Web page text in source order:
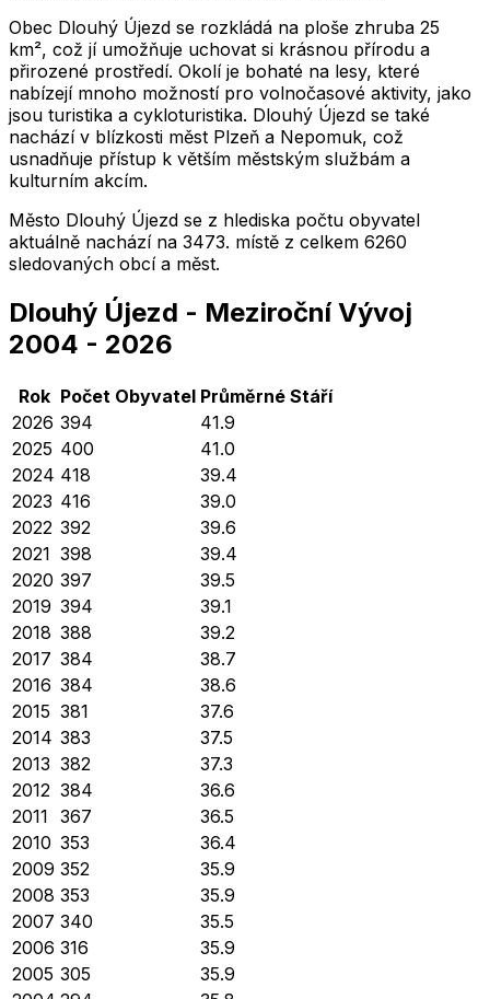
Obec Dlouhý Újezd se rozkládá na ploše zhruba 25
km², což jí umožňuje uchovat si krásnou přírodu a
přirozené prostředí. Okolí je bohaté na lesy, které
nabízejí mnoho možností pro volnočasové aktivity, jako
jsou turistika a cykloturistika. Dlouhý Újezd se také
nachází v blízkosti měst Plzeň a Nepomuk, což
usnadňuje přístup k větším městským službám a
kulturním akcím.
Město Dlouhý Újezd se z hlediska počtu obyvatel
aktuálně nachází na 3473. místě z celkem 6260
sledovaných obcí a měst.
Dlouhý Újezd - Meziroční Vývoj
2004 - 2026
Rok Počet Obyvatel Průměrné Stáří
2026 394
41.9
2025 400
41.0
2024 418
39.4
2023 416
39.0
2022 392
39.6
2021 398
39.4
2020 397
39.5
2019 394
39.1
2018 388
39.2
2017 384
38.7
2016 384
38.6
2015 381
37.6
2014 383
37.5
2013 382
37.3
2012 384
36.6
2011 367
36.5
2010 353
36.4
2009 352
35.9
2008 353
35.9
2007 340
35.5
2006 316
35.9
2005 305
35.9